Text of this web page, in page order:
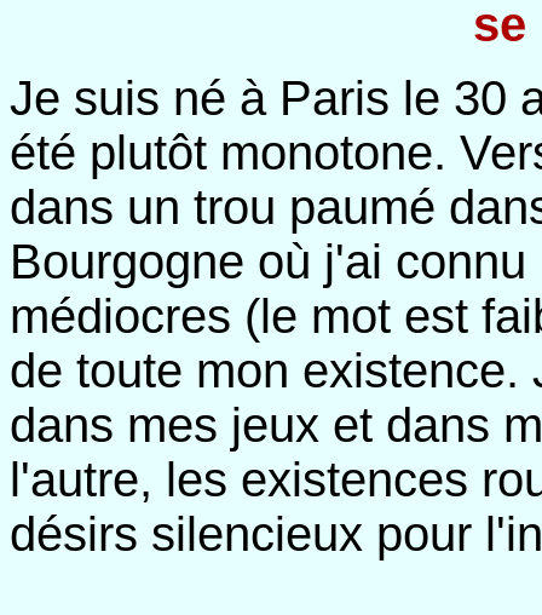
se
Je suis né à Paris le 30
été plutôt monotone.
dans un trou paumé
Bourgogne où j'ai
médiocres (le mot est
de toute mon existence.
dans mes jeux et dans
l'autre, les existences
désirs silencieux pour